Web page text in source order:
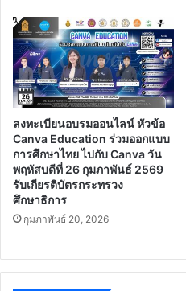
ลงทะเบียนอบรมออนไลน์ หัวข้อ
Canva Education ร่วมออกแบบ
การศึกษาไทย ไปกับ Canva วัน
พฤหัสบดีที่ 26 กุมภาพันธ์ 2569
รับเกียรติบัตรกระทรวง
ศึกษาธิการ
กุมภาพันธ์ 20, 2026